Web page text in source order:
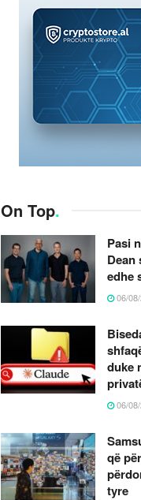
On Top.
Pasi
Dean
edhe
06/
duke
06/
që
tyre